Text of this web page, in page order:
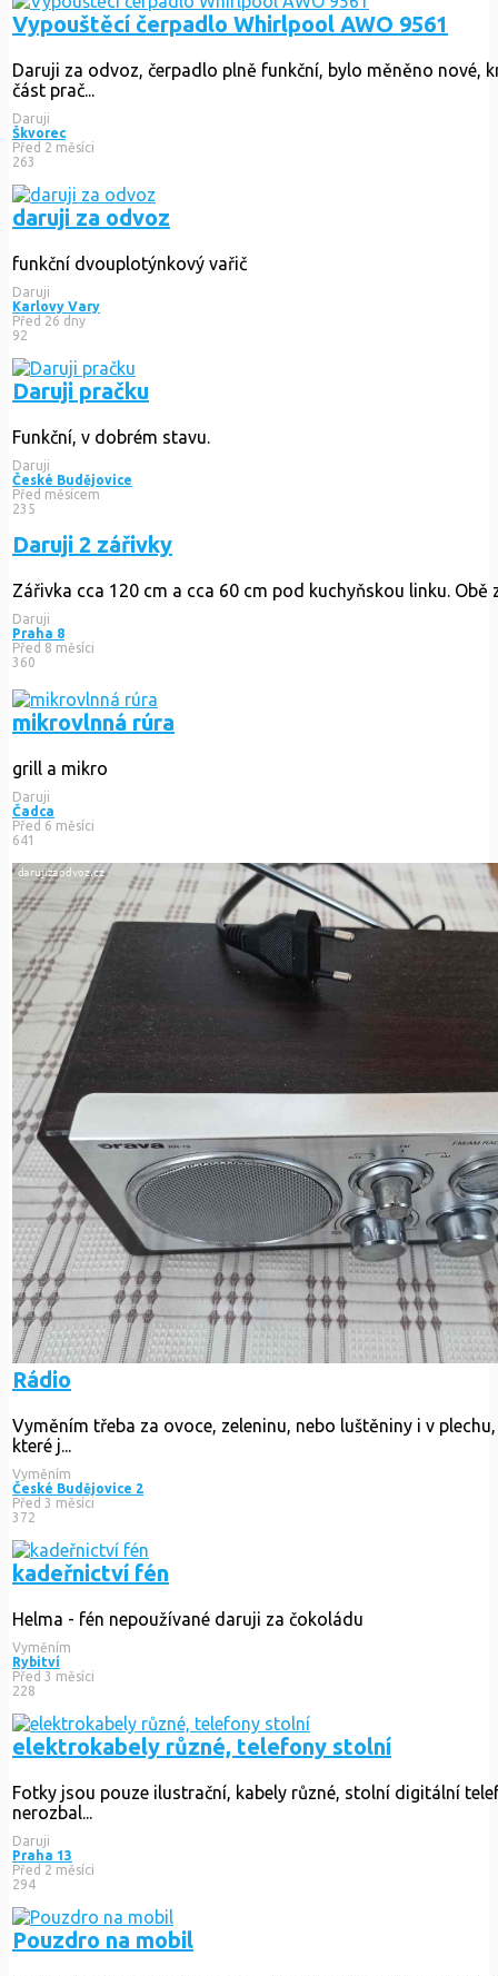
Vypouštěcí čerpadlo Whirlpool AWO 9561
Daruji za odvoz, čerpadlo plně funkční, bylo měněno nové,
část prač...
Daruji
Škvorec
Před 2 měsíci
263
daruji za odvoz
funkční dvouplotýnkový vařič
Daruji
Karlovy Vary
Před 26 dny
92
Daruji pračku
Funkční, v dobrém stavu.
Daruji
České Budějovice
Před měsícem
235
Daruji 2 zářivky
Zářivka cca 120 cm a cca 60 cm pod kuchyňskou linku. Obě
Daruji
Praha 8
Před 8 měsíci
360
mikrovlnná rúra
grill a mikro
Daruji
Čadca
Před 6 měsíci
641
Rádio
Vyměním třeba za ovoce, zeleninu, nebo luštěniny i v
které j...
Vyměním
České Budějovice 2
Před 3 měsíci
372
kadeřnictví fén
Helma - fén nepoužívané daruji za čokoládu
Vyměním
Rybitví
Před 3 měsíci
228
elektrokabely různé, telefony stolní
Fotky jsou pouze ilustrační, kabely různé, stolní digitální
nerozbal...
Daruji
Praha 13
Před 2 měsíci
294
Pouzdro na mobil